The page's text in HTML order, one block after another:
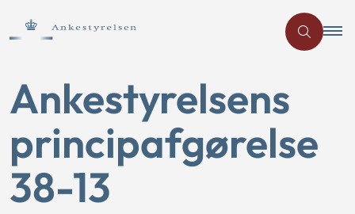
Ankestyrelsens
principafgørelse
38-13